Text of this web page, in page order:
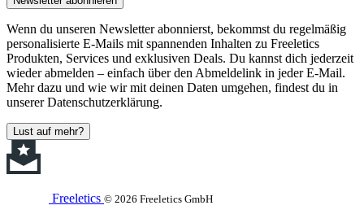
Wenn du unseren Newsletter abonnierst, bekommst du regelmäßig
personalisierte E-Mails mit spannenden Inhalten zu Freeletics
Produkten, Services und exklusiven Deals. Du kannst dich jederzeit
wieder abmelden – einfach über den Abmeldelink in jeder E-Mail.
Mehr dazu und wie wir mit deinen Daten umgehen, findest du in
unserer Datenschutzerklärung.
Lust auf mehr?
Freeletics © 2026 Freeletics GmbH